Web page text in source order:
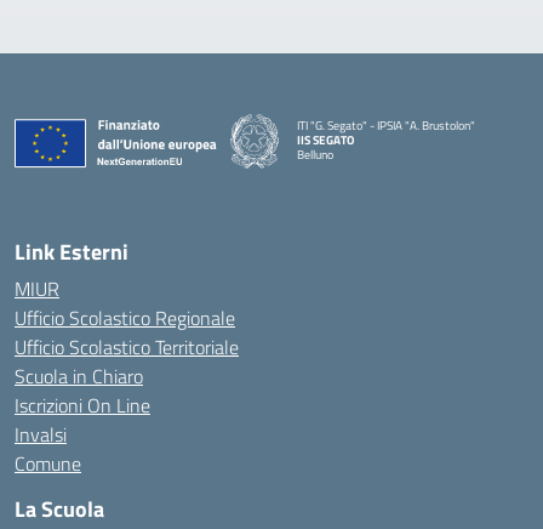
ITI "G. Segato" - IPSIA "A. Brustolon"
IIS SEGATO
Belluno
Link Esterni
MIUR
Ufficio Scolastico Regionale
Ufficio Scolastico Territoriale
Scuola in Chiaro
Iscrizioni On Line
Invalsi
Comune
La Scuola